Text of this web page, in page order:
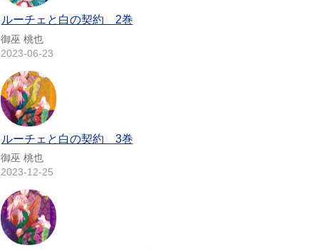
ルーチェと白の契約 2巻
御巫 桃也
2023-06-23
ルーチェと白の契約 3巻
御巫 桃也
2023-12-25